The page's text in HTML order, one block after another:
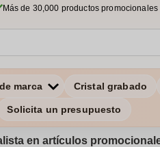
Más de 30,000 productos promocionales
marca Cristal grabado
Solicita un presupuesto
en artículos